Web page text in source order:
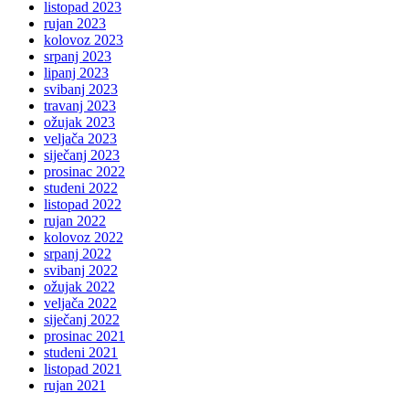
listopad 2023
rujan 2023
kolovoz 2023
srpanj 2023
lipanj 2023
svibanj 2023
travanj 2023
ožujak 2023
veljača 2023
siječanj 2023
prosinac 2022
studeni 2022
listopad 2022
rujan 2022
kolovoz 2022
srpanj 2022
svibanj 2022
ožujak 2022
veljača 2022
siječanj 2022
prosinac 2021
studeni 2021
listopad 2021
rujan 2021